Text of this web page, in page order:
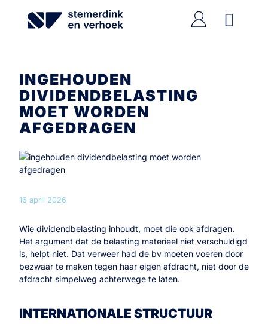
INGEHOUDEN
DIVIDENDBELASTING
MOET WORDEN
AFGEDRAGEN
16 april 2026
Wie dividendbelasting inhoudt, moet die ook afdragen.
Het argument dat de belasting materieel niet verschuldigd
is, helpt niet. Dat verweer had de bv moeten voeren door
bezwaar te maken tegen haar eigen afdracht, niet door de
afdracht simpelweg achterwege te laten.
INTERNATIONALE STRUCTUUR